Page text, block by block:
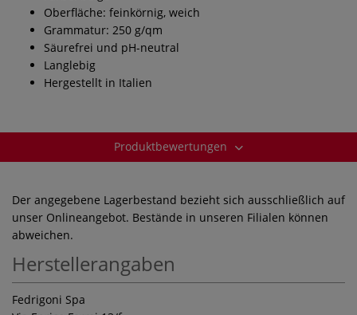
Oberfläche: feinkörnig, weich
Grammatur: 250 g/qm
Säurefrei und pH-neutral
Langlebig
Hergestellt in Italien
Produktbewertungen
Der angegebene Lagerbestand bezieht sich ausschließlich auf
unser Onlineangebot. Bestände in unseren Filialen können
abweichen.
Herstellerangaben
Fedrigoni Spa